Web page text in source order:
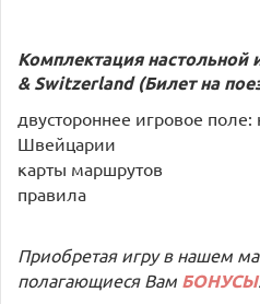
Комплектация
& Switzerland (Билет на
двустороннее игровое
Швейцарии
карты маршрутов
правила
Приобретая игру в нашем
полагающиеся Вам БОНУСЫ.